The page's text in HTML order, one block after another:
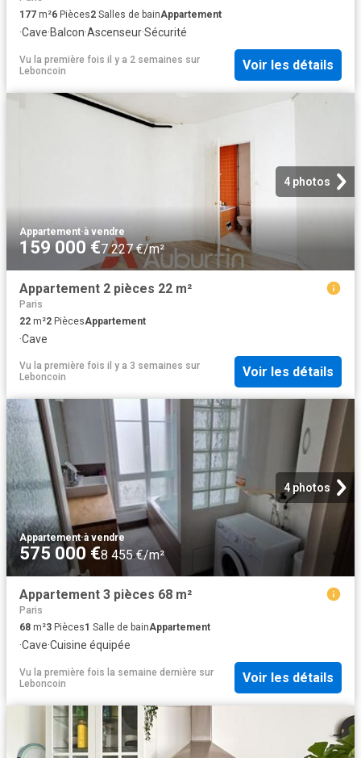
177 m²6 Pièces2 Salles de bainAppartement
·Cave·Balcon·Ascenseur·Sécurité
Vu la première fois il y a 2 semaines sur
Leboncoin
Voir les détails
4 photos
Appartement·à vendre
159 000 €7 227 €/m²
Appartement 2 pièces 22 m²
Paris
22 m²2 PiècesAppartement
·Cave
Vu la première fois il y a 3 semaines sur
Leboncoin
Voir les détails
4 photos
Appartement·à vendre
575 000 €8 455 €/m²
Appartement 3 pièces 68 m²
Paris
68 m²3 Pièces1 Salle de bainAppartement
·Cave·Cuisine équipée
Vu la première fois la semaine dernière sur
Leboncoin
Voir les détails